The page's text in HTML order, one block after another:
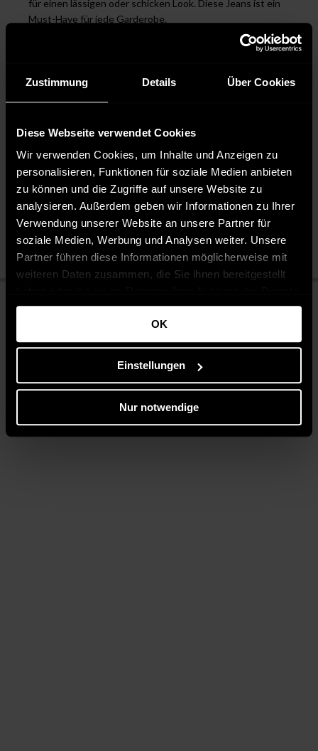
Zustimmung Details Über Cookies
Diese Webseite verwendet Cookies
Wir verwenden Cookies, um Inhalte und Anzeigen zu
personalisieren, Funktionen für soziale Medien anbieten
zu können und die Zugriffe auf unsere Website zu
analysieren. Außerdem geben wir Informationen zu Ihrer
Verwendung unserer Website an unsere Partner für
soziale Medien, Werbung und Analysen weiter. Unsere
Partner führen diese Informationen möglicherweise mit
weiteren Daten zusammen, die Sie ihnen bereitgestellt
gesammelt haben.
OK
Einstellungen
Nur notwendige
für einen lässigen oder schicken Look. Diese Jeans ist ein
Must-Have für jede Garderobe.
DESIGNED IN GERMANY: Diese Jeans wurde mit hoher
hochwertiges Produkt, das lange Freude bereitet.
Pflegehinweise
Bügeln möglich
Pflegeleicht 30 °C
Bleichen nicht erlaubt
Nicht chemisch reinigen
Bügeln mit mittlerer Temperatur